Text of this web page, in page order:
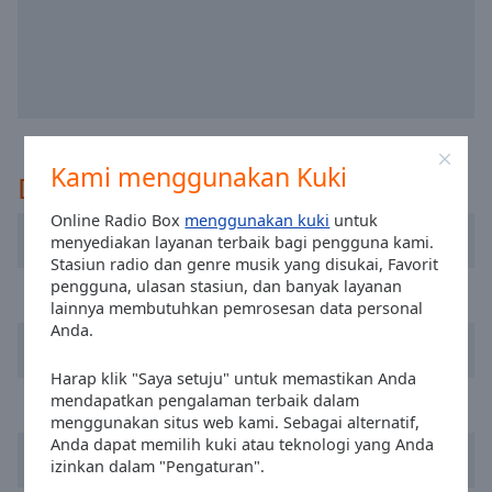
Kami menggunakan Kuki
Online Radio Box menggunakan kuki untuk
menyediakan layanan terbaik bagi pengguna kami.
Stasiun radio dan genre musik yang disukai, Favorit
pengguna, ulasan stasiun, dan banyak layanan
lainnya membutuhkan pemrosesan data personal
Anda.
Harap klik "Saya setuju" untuk memastikan Anda
mendapatkan pengalaman terbaik dalam
menggunakan situs web kami. Sebagai alternatif,
Anda dapat memilih kuki atau teknologi yang Anda
izinkan dalam "Pengaturan".
in-
Fullscreen
This
modal
window.
window.
Escape
Direkomendasikan
Dublin's Q102
FM104 Radio
RTÉ Radio 1
Today FM